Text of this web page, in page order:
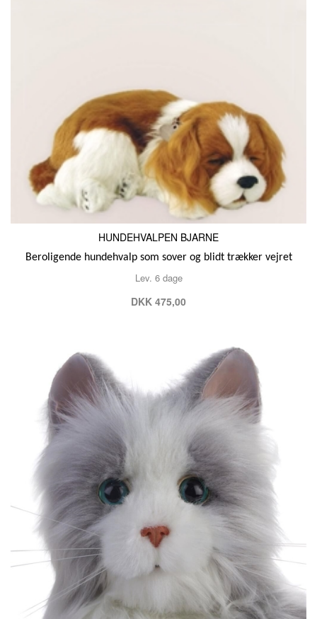
HUNDEHVALPEN BJARNE
Beroligende hundehvalp som sover og blidt trækker vejret
Lev. 6 dage
DKK 475,00